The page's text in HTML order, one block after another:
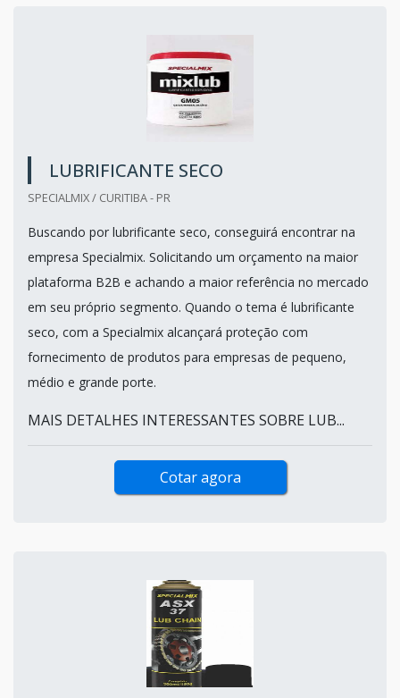
LUBRIFICANTE SECO
SPECIALMIX / CURITIBA - PR
Buscando por lubrificante seco, conseguirá encontrar na
empresa Specialmix. Solicitando um orçamento na maior
plataforma B2B e achando a maior referência no mercado
em seu próprio segmento. Quando o tema é lubrificante
seco, com a Specialmix alcançará proteção com
fornecimento de produtos para empresas de pequeno,
médio e grande porte.
MAIS DETALHES INTERESSANTES SOBRE LUB...
Cotar agora